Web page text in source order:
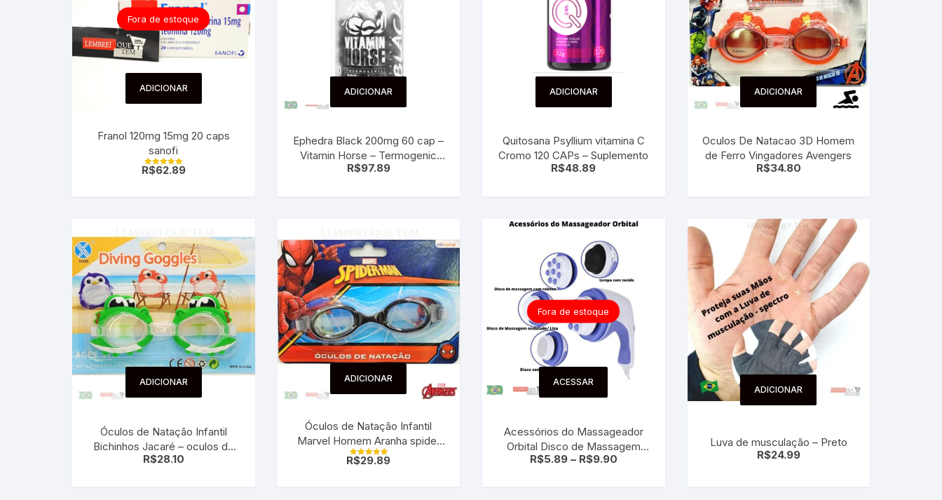
Fora de estoque
ADICIONAR
Franol 120mg 15mg 20 caps
sanofi
Avaliação
R$62.89
ADICIONAR
Ephedra Black 200mg 60 cap –
Vitamin Horse – Termogenic
suplemento efedrina
R$97.89
ADICIONAR
Quitosana Psyllium vitamina C
Cromo 120 CAPs – Suplemento
R$48.89
ADICIONAR
Oculos De Natacao 3D Homem
de Ferro Vingadores Avengers
R$34.80
ADICIONAR
Óculos de Natação Infantil
Bichinhos Jacaré – oculos de
mergulho
R$28.10
ADICIONAR
Óculos de Natação Infantil
Marvel Homem Aranha spider
man
Avaliação
R$29.89
Fora de estoque
ACESSAR
Acessórios do Massageador
Orbital Disco de Massagem
ondulado, Disco de massagem
R$5.89– R$9.90
ADICIONAR
Luva de musculação – Preto
R$24.99